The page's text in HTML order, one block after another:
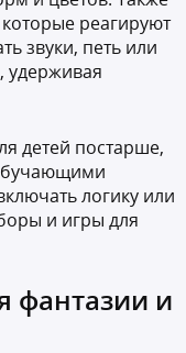
реагируют
звуки, петь или
удерживая
детей постарше,
логику или
и игры для
фантазии и